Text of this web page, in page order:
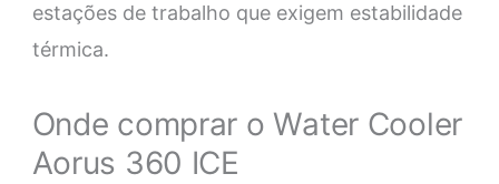
estações de trabalho que exigem estabilidade
térmica.
Onde comprar o Water Cooler
Aorus 360 ICE